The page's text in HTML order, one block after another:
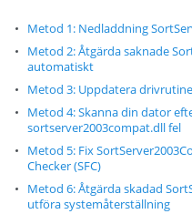
Metod 1: Nedladdning
Metod 2: Åtgärda saknade
automatiskt
Metod 3: Uppdatera
Metod 4: Skanna din dator
sortserver2003compat.dll fel
Metod 5: Fix
Checker (SFC)
Metod 6: Åtgärda skadad
utföra systemåterställning